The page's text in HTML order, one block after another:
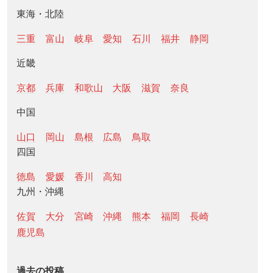
東海・北陸
三重 富山 岐阜 愛知 石川 福井 静岡
近畿
京都 兵庫 和歌山 大阪 滋賀 奈良
中国
山口 岡山 島根 広島
鳥取
四国
徳島 愛媛 香川
高知
九州・沖縄
佐賀 大分 宮崎 沖縄 熊本 福岡
長崎
鹿児島
過去の投稿